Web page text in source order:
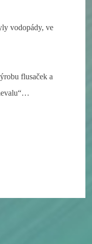
vodopády, ve
flusaček a